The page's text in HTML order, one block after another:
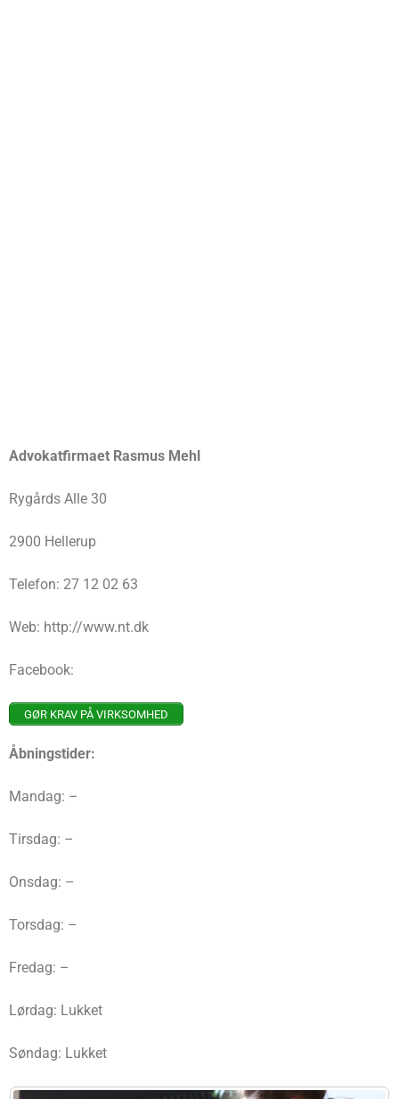
Advokatfirmaet Rasmus Mehl
Rygårds Alle 30
2900 Hellerup
Telefon: 27 12 02 63
Web: http://www.nt.dk
Facebook:
GØR KRAV PÅ VIRKSOMHED
Åbningstider:
Mandag: –
Tirsdag: –
Onsdag: –
Torsdag: –
Fredag: –
Lørdag: Lukket
Søndag: Lukket